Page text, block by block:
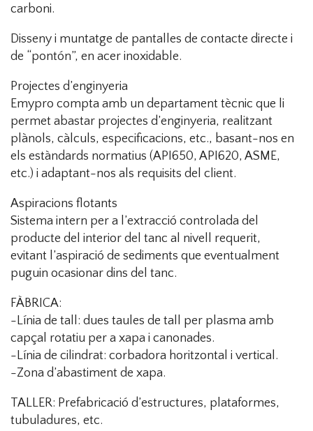
carboni.
Disseny i muntatge de pantalles de contacte directe i
de “pontón”, en acer inoxidable.
Projectes d’enginyeria
Emypro compta amb un departament tècnic que li
permet abastar projectes d’enginyeria, realitzant
plànols, càlculs, especificacions, etc., basant-nos en
els estàndards normatius (API650, API620, ASME,
etc.) i adaptant-nos als requisits del client.
Aspiracions flotants
Sistema intern per a l’extracció controlada del
producte del interior del tanc al nivell requerit,
evitant l’aspiració de sediments que eventualment
puguin ocasionar dins del tanc.
FÀBRICA:
-Línia de tall: dues taules de tall per plasma amb
capçal rotatiu per a xapa i canonades.
-Línia de cilindrat: corbadora horitzontal i vertical.
-Zona d’abastiment de xapa.
TALLER: Prefabricació d’estructures, plataformes,
tubuladures, etc.